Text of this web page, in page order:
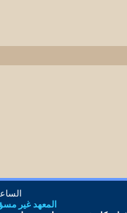
المعهد غير